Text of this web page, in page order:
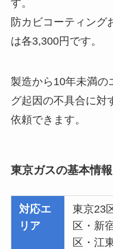
す。
防カビコーティング
は各3,300円です。
製造から10年未満の
グ起因の不具合に対
依頼できます。
東京ガスの基本情報
対応エ
リア
東京23
区・新
区・江